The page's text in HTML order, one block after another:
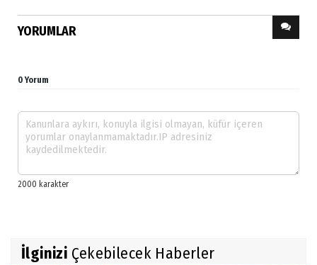
YORUMLAR
0 Yorum
İlginizi Çekebilecek Haberler